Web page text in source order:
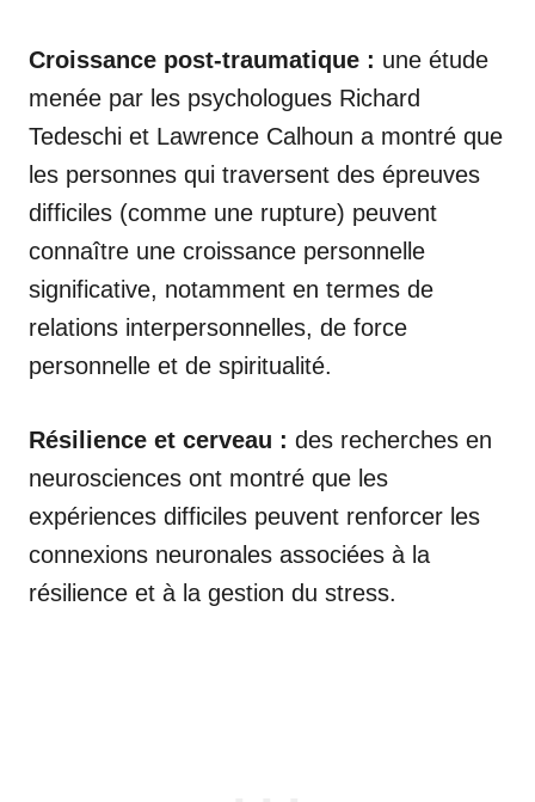
Croissance post-traumatique : une étude
menée par les psychologues Richard
Tedeschi et Lawrence Calhoun a montré que
les personnes qui traversent des épreuves
difficiles (comme une rupture) peuvent
connaître une croissance personnelle
significative, notamment en termes de
relations interpersonnelles, de force
personnelle et de spiritualité.
Résilience et cerveau : des recherches en
neurosciences ont montré que les
expériences difficiles peuvent renforcer les
connexions neuronales associées à la
résilience et à la gestion du stress.